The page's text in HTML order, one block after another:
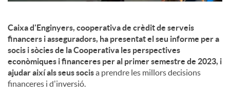
Caixa d'Enginyers, cooperativa de crèdit de serveis
financers i asseguradors, ha presentat el seu informe per a
socis i sòcies de la Cooperativa les perspectives
econòmiques i financeres per al primer semestre de 2023, i
ajudar així als seus socisa prendre les millors decisions
financeres i d'inversió.